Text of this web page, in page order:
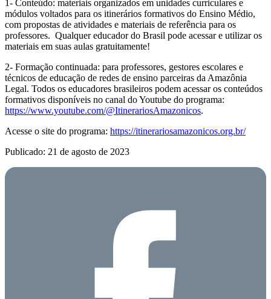
1- Conteúdo: materiais organizados em unidades curriculares e
módulos voltados para os itinerários formativos do Ensino Médio,
com propostas de atividades e materiais de referência para os
professores. Qualquer educador do Brasil pode acessar e utilizar os
materiais em suas aulas gratuitamente!
2- Formação continuada: para professores, gestores escolares e
técnicos de educação de redes de ensino parceiras da Amazônia
Legal. Todos os educadores brasileiros podem acessar os conteúdos
formativos disponíveis no canal do Youtube do programa:
https://www.youtube.com/@ItinerariosAmazonicos.
Acesse o site do programa: https://itinerariosamazonicos.org.br/
Publicado: 21 de agosto de 2023